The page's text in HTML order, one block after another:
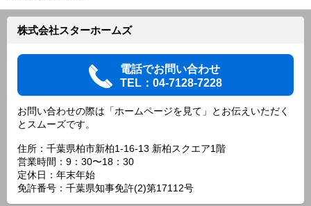
株式会社スターホームズ
電話でお問い合わせ
TEL：04-7128-7228
お問い合わせの際は「ホームページを見て」とお伝えいただく
とスムーズです。
住所：千葉県柏市新柏1-16-13 新柏スクエア1階
営業時間：9：30〜18：30
定休日：年末年始
免許番号：千葉県知事免許(2)第17112号